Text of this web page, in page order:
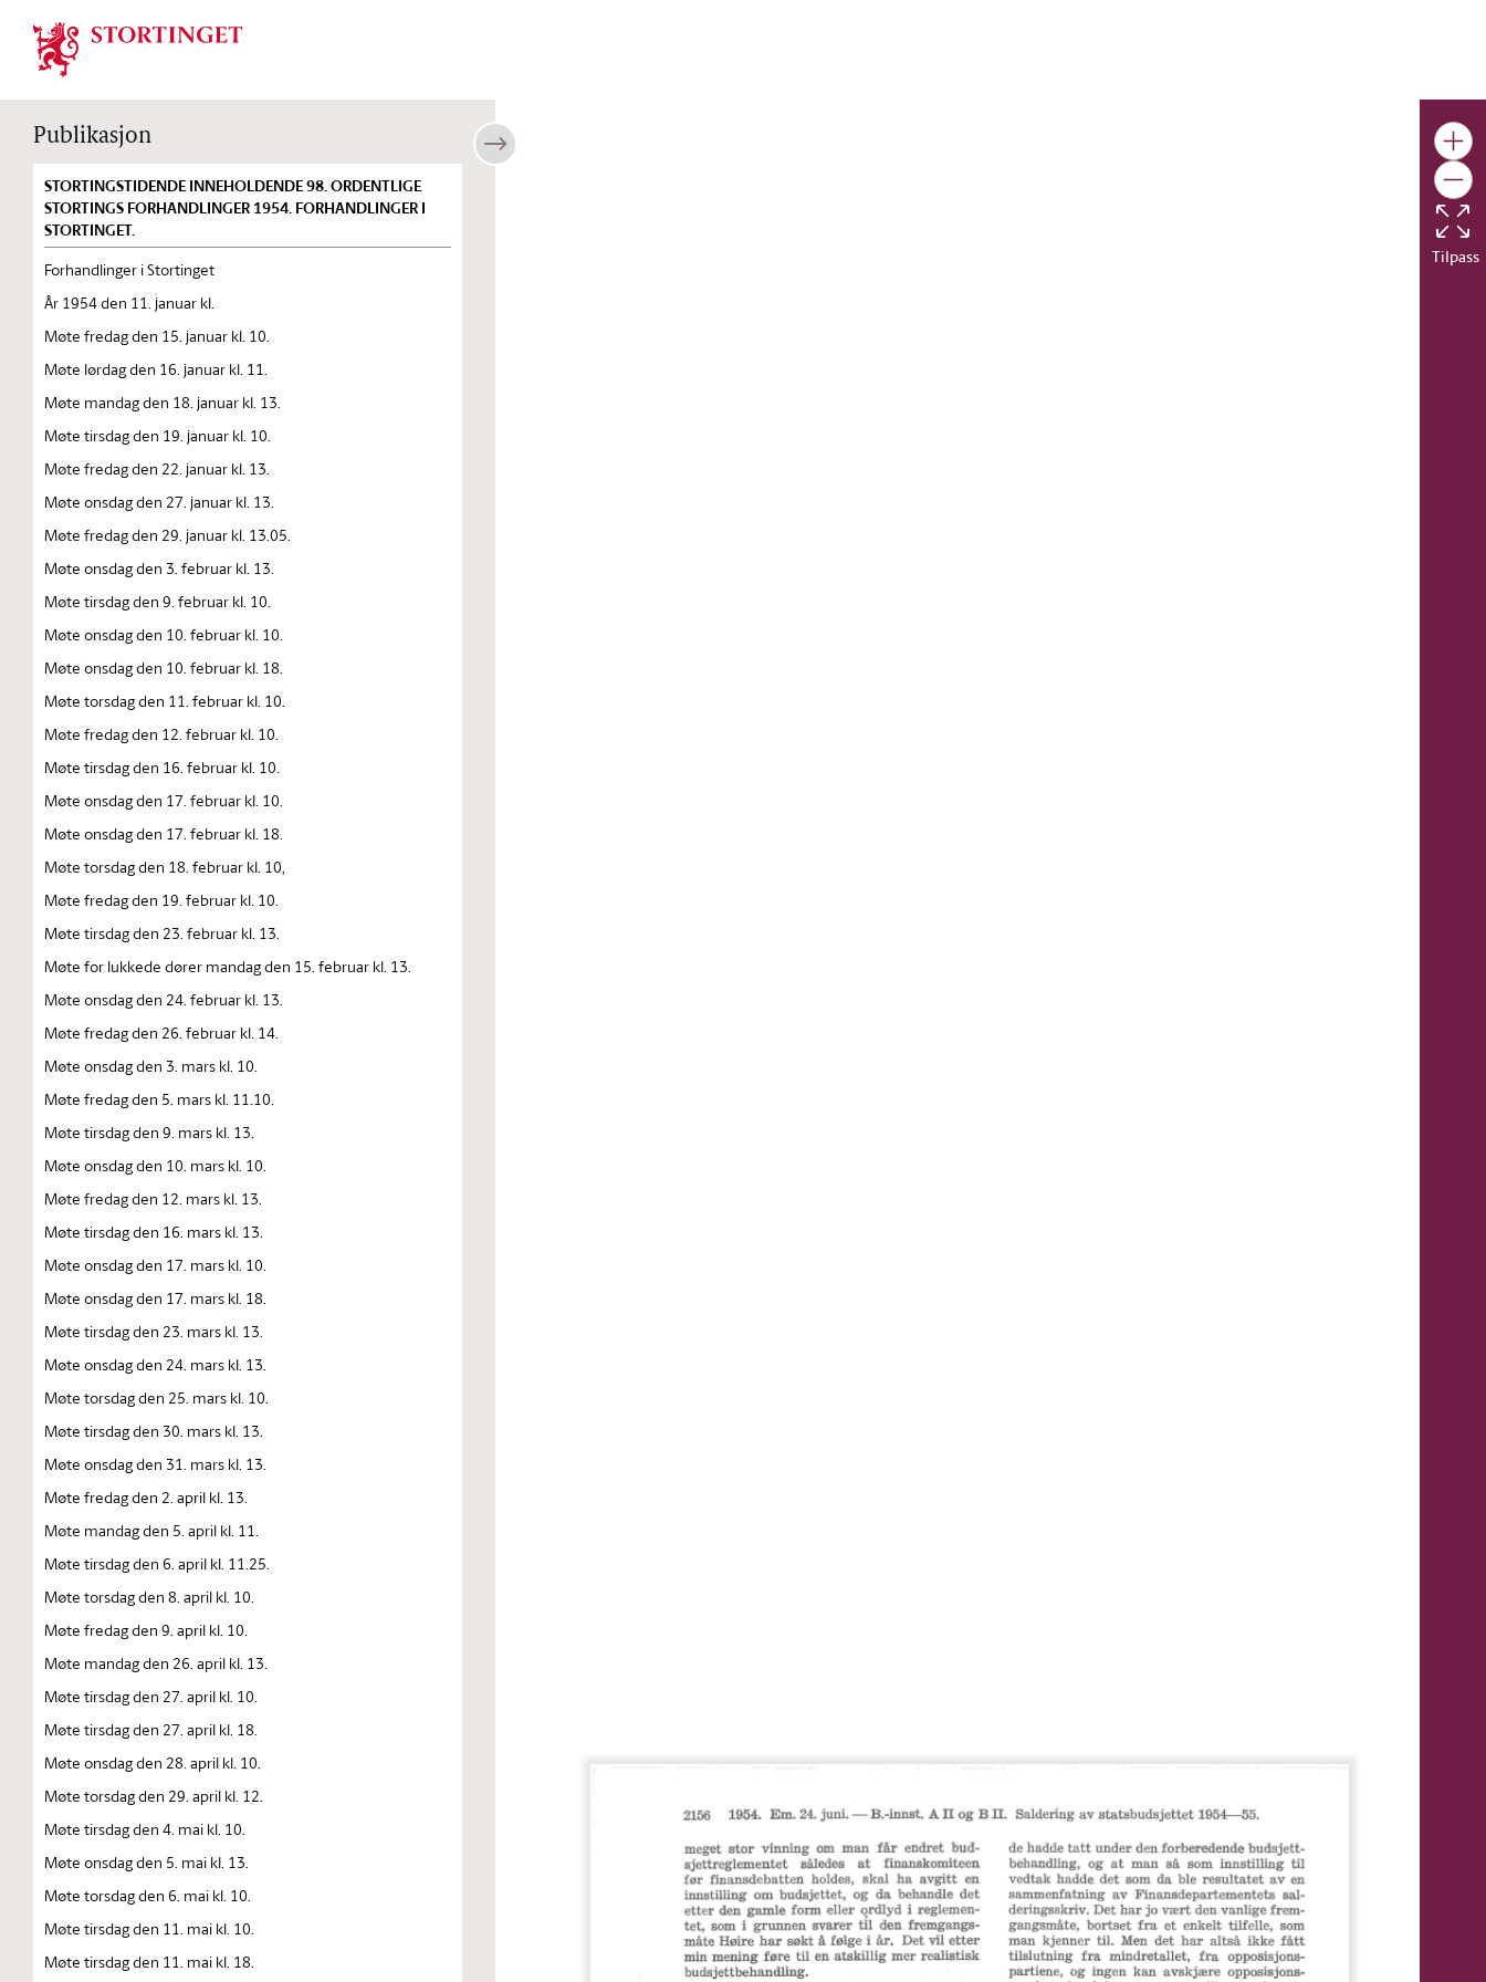
Stortinget.no
Publikasjon
STORTINGSTIDENDE INNEHOLDENDE 98. ORDENTLIGE
STORTINGS FORHANDLINGER 1954. FORHANDLINGER I
STORTINGET.
Forhandlinger i Stortinget
År 1954 den 11. januar kl.
Møte fredag den 15. januar kl. 10.
Møte lørdag den 16. januar kl. 11.
Møte mandag den 18. januar kl. 13.
Møte tirsdag den 19. januar kl. 10.
Møte fredag den 22. januar kl. 13.
Møte onsdag den 27. januar kl. 13.
Møte fredag den 29. januar kl. 13.05.
Møte onsdag den 3. februar kl. 13.
Møte tirsdag den 9. februar kl. 10.
Møte onsdag den 10. februar kl. 10.
Møte onsdag den 10. februar kl. 18.
Møte torsdag den 11. februar kl. 10.
Møte fredag den 12. februar kl. 10.
Møte tirsdag den 16. februar kl. 10.
Møte onsdag den 17. februar kl. 10.
Møte onsdag den 17. februar kl. 18.
Møte torsdag den 18. februar kl. 10,
Møte fredag den 19. februar kl. 10.
Møte tirsdag den 23. februar kl. 13.
Møte for lukkede dører mandag den 15. februar kl. 13.
Møte onsdag den 24. februar kl. 13.
Møte fredag den 26. februar kl. 14.
Møte onsdag den 3. mars kl. 10.
Møte fredag den 5. mars kl. 11.10.
Møte tirsdag den 9. mars kl. 13.
Møte onsdag den 10. mars kl. 10.
Møte fredag den 12. mars kl. 13.
Møte tirsdag den 16. mars kl. 13.
Møte onsdag den 17. mars kl. 10.
Møte onsdag den 17. mars kl. 18.
Møte tirsdag den 23. mars kl. 13.
Møte onsdag den 24. mars kl. 13.
Møte torsdag den 25. mars kl. 10.
Møte tirsdag den 30. mars kl. 13.
Møte onsdag den 31. mars kl. 13.
Møte fredag den 2. april kl. 13.
Møte mandag den 5. april kl. 11.
Møte tirsdag den 6. april kl. 11.25.
Møte torsdag den 8. april kl. 10.
Møte fredag den 9. april kl. 10.
Møte mandag den 26. april kl. 13.
Møte tirsdag den 27. april kl. 10.
Møte tirsdag den 27. april kl. 18.
Møte onsdag den 28. april kl. 10.
Møte torsdag den 29. april kl. 12.
Møte tirsdag den 4. mai kl. 10.
Møte onsdag den 5. mai kl. 13.
Møte torsdag den 6. mai kl. 10.
Møte tirsdag den 11. mai kl. 10.
Møte tirsdag den 11. mai kl. 18.